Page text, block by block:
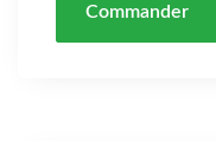
Commander